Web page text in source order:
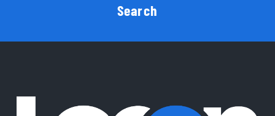
Search